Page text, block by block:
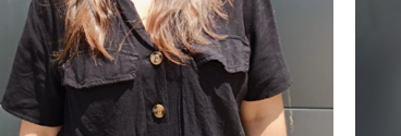
nuevos desafíos. En mi tiempo libre
me gusta viajar, pasar tiempos con
familia y amigos.